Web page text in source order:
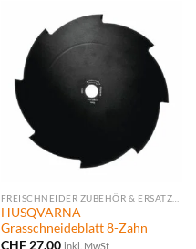
HUSQVARNA
Grasschneideblatt 8-Zahn
CHF27.00 inkl. MwSt